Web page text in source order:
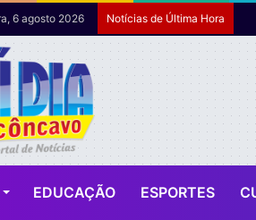
6 agosto 2026 Notícias de Última Hora
EDUCAÇÃO ESPORTES